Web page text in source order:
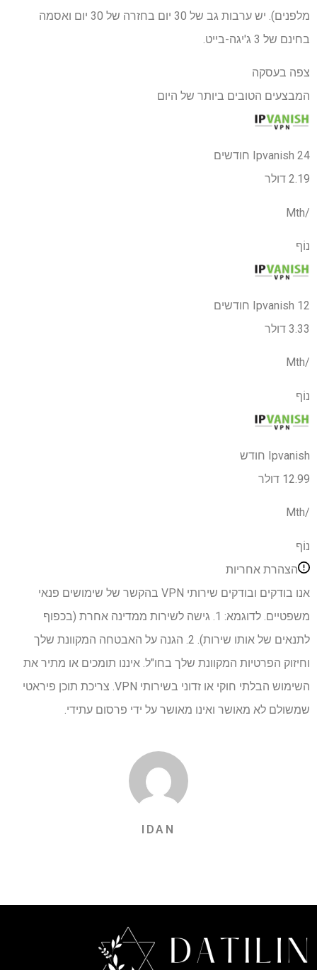
מלפנים). יש ערבות גב של 30 יום בחזרה של 30 יום ואסמה
בחינם של 3 ג'יגה-בייט.
צפה בעסקה
המבצעים הטובים ביותר של היום
Ipvanish 24 חודשים
2.19 דולר
/Mth
נוֹף
Ipvanish 12 חודשים
3.33 דולר
/Mth
נוֹף
Ipvanish חודש
12.99 דולר
/Mth
נוֹף
הצהרת אחריות
אנו בודקים ובודקים שירותי VPN בהקשר של שימושים פנאי
משפטיים. לדוגמא: 1. גישה לשירות ממדינה אחרת (בכפוף
לתנאים של אותו שירות). 2. הגנה על האבטחה המקוונת שלך
וחיזוק הפרטיות המקוונת שלך בחו"ל. איננו תומכים או מתיר את
השימוש הבלתי חוקי או זדוני בשירותי VPN. צריכת תוכן פיראטי
שמשולם לא מאושר ואינו מאושר על ידי פרסום עתידי.
IDAN